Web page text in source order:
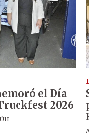
el Día
2026